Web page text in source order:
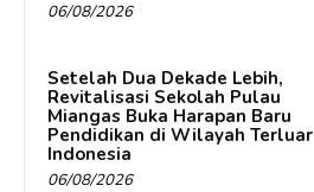
06/08/2026
Setelah Dua Dekade Lebih,
Revitalisasi Sekolah Pulau
Miangas Buka Harapan Baru
Pendidikan di Wilayah Terluar
Indonesia
06/08/2026